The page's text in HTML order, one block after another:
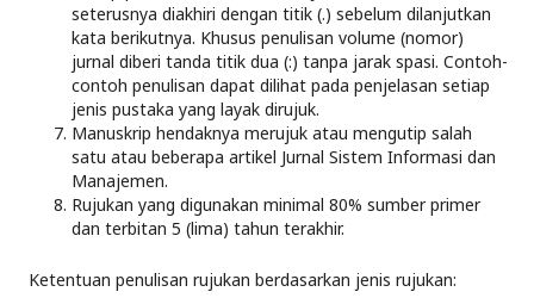
seterusnya diakhiri dengan titik (.) sebelum dilanjutkan
kata berikutnya. Khusus penulisan volume (nomor)
jurnal diberi tanda titik dua (:) tanpa jarak spasi. Contoh-
contoh penulisan dapat dilihat pada penjelasan setiap
jenis pustaka yang layak dirujuk.
Manuskrip hendaknya merujuk atau mengutip salah
satu atau beberapa artikel Jurnal Sistem Informasi dan
Manajemen.
Rujukan yang digunakan minimal 80% sumber primer
dan terbitan 5 (lima) tahun terakhir.
Ketentuan penulisan rujukan berdasarkan jenis rujukan: